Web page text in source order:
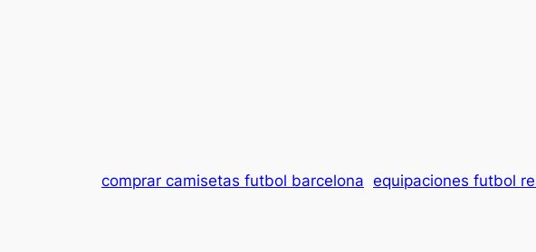
comprar camisetas futbol barcelona equipaciones futbol